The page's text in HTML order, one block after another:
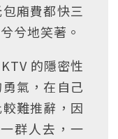
廂費都快三
兮地笑著。
的隱密性
氣，在自己
難推辭，因
群人去，一